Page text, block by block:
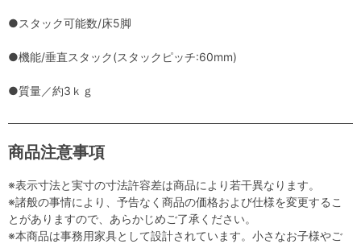
●スタック可能数/床5脚
●機能/垂直スタック(スタックピッチ:60mm)
●質量／約3ｋｇ
商品注意事項
※表示寸法と実寸の寸法許容差は商品により若干異なります。
※諸般の事情により、予告なく商品の価格および仕様を変更するこ
とがありますので、あらかじめご了承ください。
※本商品は事務用家具として設計されています。小さなお子様やご